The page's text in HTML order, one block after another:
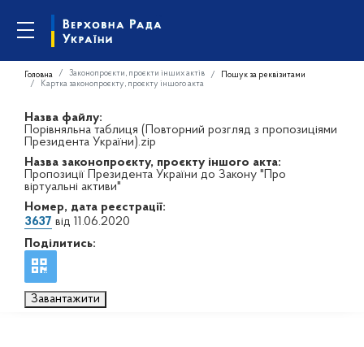
Головна Законопроєкти, проєкти інших актів
Пошук за реквізитами
Картка законопроєкту, проєкту іншого акта
Назва файлу:
Порівняльна таблиця (Повторний розгляд з пропозиціями
Президента України).zip
Назва законопроєкту, проєкту іншого акта:
Пропозиції Президента України до Закону "Про
віртуальні активи"
Номер, дата реєстрації:
3637 від 11.06.2020
Поділитись:
Завантажити